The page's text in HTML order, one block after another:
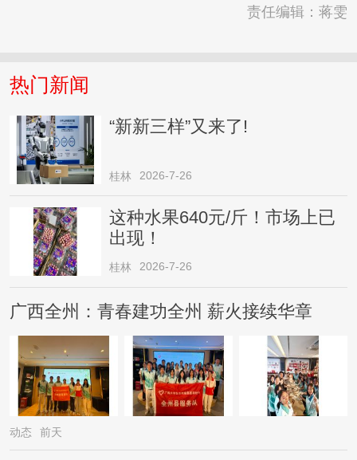
责任编辑：蒋雯
热门新闻
“新新三样”又来了!
桂林 2026-7-26
这种水果640元/斤！市场上已
出现！
桂林 2026-7-26
广西全州：青春建功全州 薪火接续华章
动态 前天